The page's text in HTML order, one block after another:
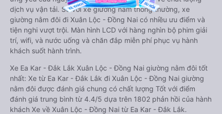
dịch vụ vận tải. So với xe giường nằm thông thường, xe
giường nằm đôi đi Xuân Lộc - Đồng Nai có nhiều ưu điểm và
tiện nghi vượt trội. Màn hình LCD với hàng nghìn bộ phim giải
trí, wifi, và nước uống và chăn đắp miễn phí phục vụ hành
khách suốt hành trình.
Xe Ea Kar - Đắk Lắk Xuân Lộc - Đồng Nai giường nằm đôi tốt
nhất: Xe từ Ea Kar - Đắk Lắk đi Xuân Lộc - Đồng Nai giường
nằm đôi được đánh giá chung có chất lượng Tốt với điểm
đánh giá trung bình từ 4.4/5 dựa trên 1802 phản hồi của hành
khách Xe về Xuân Lộc - Đồng Nai từ Ea Kar - Đắk Lắk.